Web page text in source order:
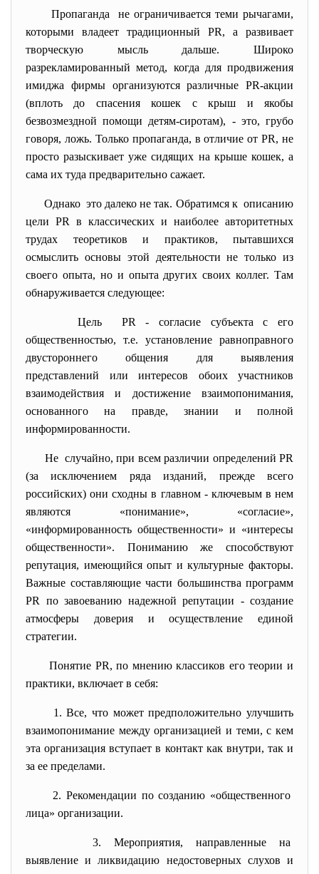
Пропаганда не ограничивается теми рычагами,
которыми владеет традиционный PR, а развивает
творческую мысль дальше. Широко
разрекламированный метод, когда для продвижения
имиджа фирмы организуются различные PR-акции
(вплоть до спасения кошек с крыш и якобы
безвозмездной помощи детям-сиротам), - это, грубо
говоря, ложь. Только пропаганда, в отличие от PR, не
просто разыскивает уже сидящих на крыше кошек, а
сама их туда предварительно сажает.
Однако это далеко не так. Обратимся к описанию
цели PR в классических и наиболее авторитетных
трудах теоретиков и практиков, пытавшихся
осмыслить основы этой деятельности не только из
своего опыта, но и опыта других своих коллег. Там
обнаруживается следующее:
Цель PR - согласие субъекта с его
общественностью, т.е. установление равноправного
двустороннего общения для выявления
представлений или интересов обоих участников
взаимодействия и достижение взаимопонимания,
основанного на правде, знании и полной
информированности.
Не случайно, при всем различии определений PR
(за исключением ряда изданий, прежде всего
российских) они сходны в главном - ключевым в нем
являются «понимание», «согласие»,
«информированность общественности» и «интересы
общественности». Пониманию же способствуют
репутация, имеющийся опыт и культурные факторы.
Важные составляющие части большинства программ
PR по завоеванию надежной репутации - создание
атмосферы доверия и осуществление единой
стратегии.
Понятие PR, по мнению классиков его теории и
практики, включает в себя:
1. Все, что можетпредположительно улучшить
взаимопонимание между организацией и теми, с кем
эта организация вступает в контакт как внутри, так и
за ее пределами.
2. Рекомендации по созданию «общественного
лица» организации.
3. Мероприятия, направленные на
выявление и ликвидацию недостоверных слухов и